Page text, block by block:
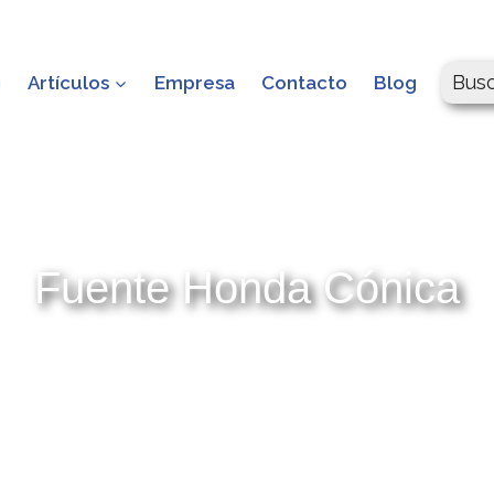
Artículos Empresa Contacto Blog
Fuente Honda Cónica